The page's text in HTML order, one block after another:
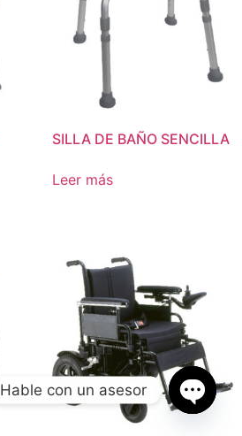
SILLA DE BAÑO SENCILLA
Leer más
Hable con un asesor